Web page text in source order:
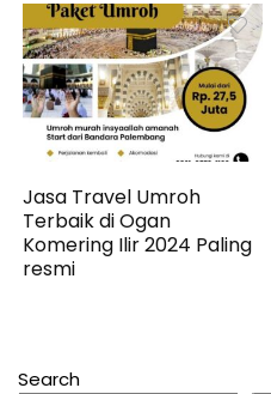
Jasa Travel Umroh
Terbaik di Ogan
Komering Ilir 2024 Paling
resmi
Search